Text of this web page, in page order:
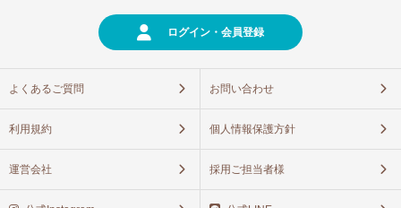
ログイン・会員登録
よくあるご質問 お問い合わせ
利用規約 個人情報保護方針
運営会社 採用ご担当者様